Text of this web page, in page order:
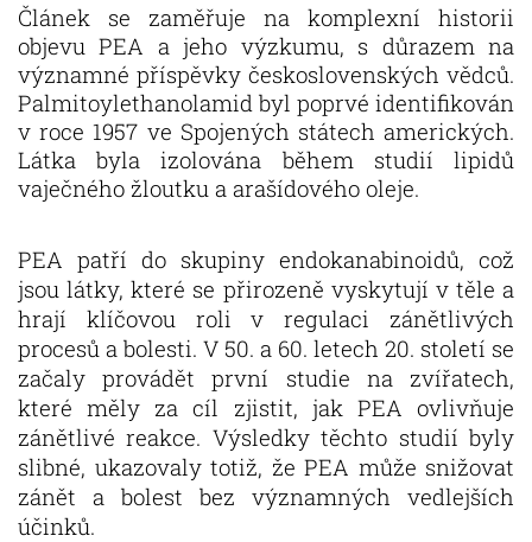
Článek se zaměřuje na komplexní historii
objevu PEA a jeho výzkumu, s důrazem na
významné příspěvky československých vědců.
Palmitoylethanolamid byl poprvé identifikován
v roce 1957 ve Spojených státech amerických.
Látka byla izolována během studií lipidů
vaječného žloutku a arašídového oleje.
PEA patří do skupiny endokanabinoidů, což
jsou látky, které se přirozeně vyskytují v těle a
hrají klíčovou roli v regulaci zánětlivých
procesů a bolesti. V 50. a 60. letech 20. století se
začaly provádět první studie na zvířatech,
které měly za cíl zjistit, jak PEA ovlivňuje
zánětlivé reakce. Výsledky těchto studií byly
slibné, ukazovaly totiž, že PEA může snižovat
zánět a bolest bez významných vedlejších
účinků.